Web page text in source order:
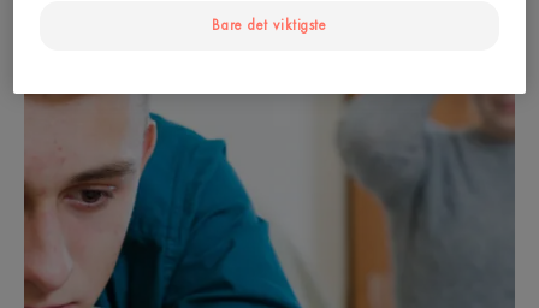
Bare det viktigste